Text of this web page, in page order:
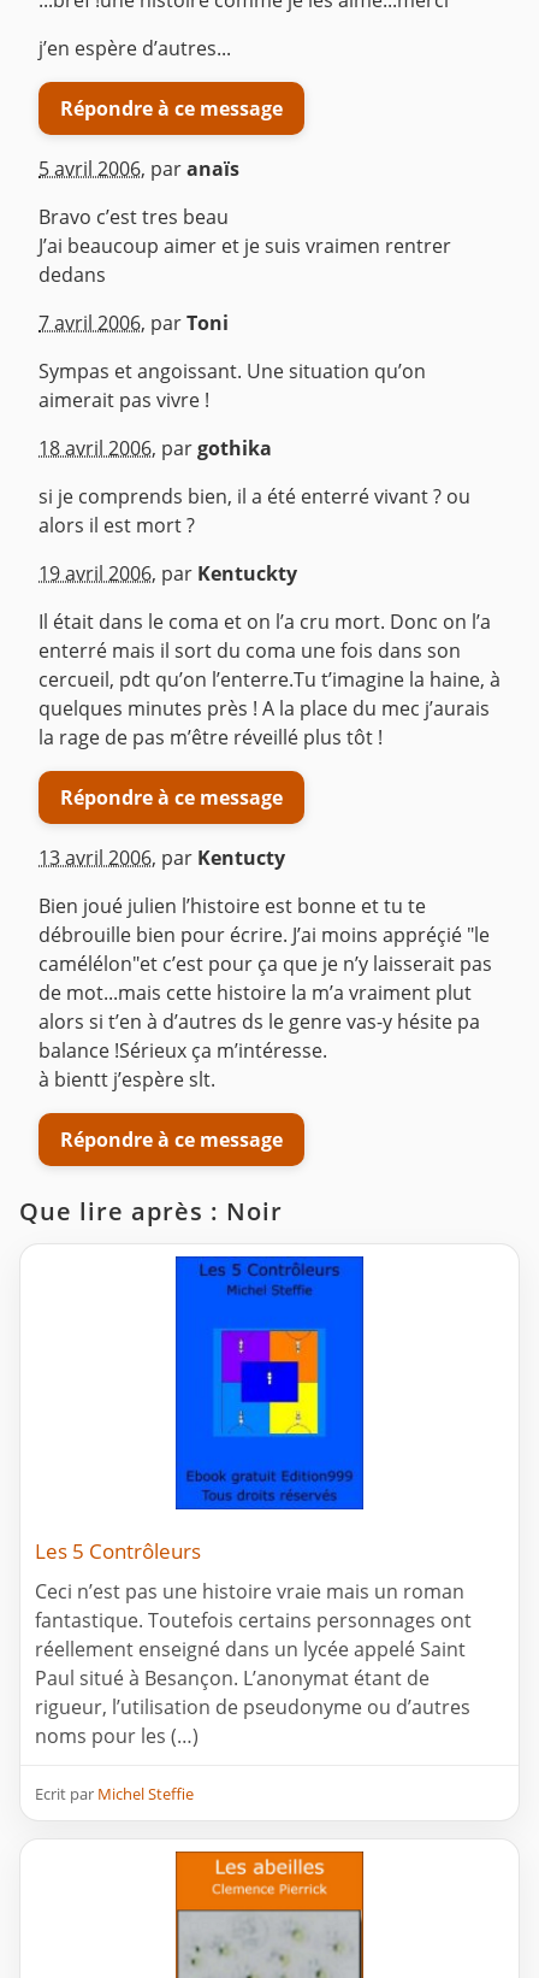
j’en espère d’autres...
Répondre à ce message
5 avril 2006, paranaïs
Bravo c’est tres beau
J’ai beaucoup aimer et je suis vraimen rentrer
dedans
^
7 avril 2006, parToni
Sympas et angoissant. Une situation qu’on
aimerait pas vivre !
^
18 avril 2006, pargothika
si je comprends bien, il a été enterré vivant ? ou
alors il est mort ?
^
19 avril 2006, par Kentuckty
Il était dans le coma et on l’a cru mort. Donc on l’a
enterré mais il sort du coma une fois dans son
cercueil, pdt qu’on l’enterre.Tu t’imagine la haine, à
quelques minutes près ! A la place du mec j’aurais
la rage de pas m’être réveillé plus tôt !
Répondre à ce message
13 avril 2006, par Kentucty
Bien joué julien l’histoire est bonne et tu te
débrouille bien pour écrire. J’ai moins appréçié "le
camélélon"et c’est pour ça que je n’y laisserait pas
de mot...mais cette histoire la m’a vraiment plut
alors si t’en à d’autres ds le genre vas-y hésite pa
balance !Sérieux ça m’intéresse.
à bientt j’espère slt.
Répondre à ce message
Que lire après : Noir
Les 5 Contrôleurs
Ceci n’est pas une histoire vraie mais un roman
fantastique. Toutefois certains personnages ont
réellement enseigné dans un lycée appelé Saint
Paul situé à Besançon. L’anonymat étant de
rigueur, l’utilisation de pseudonyme ou d’autres
noms pour les (…)
Ecrit par Michel Steffie